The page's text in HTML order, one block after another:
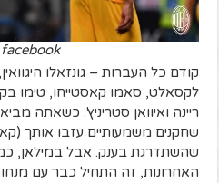
קודם כל העברות – גונזאלו
לקסאלט, סאמו קאסטייחו, טימו
ריינה ואיוואן סטריניץ'. כשאתה
שחקנים משמעותיים עזבו אותך
שהשתדרגת בענק. אבל במילאן,
האחרונות, זה התחיל כבר עם